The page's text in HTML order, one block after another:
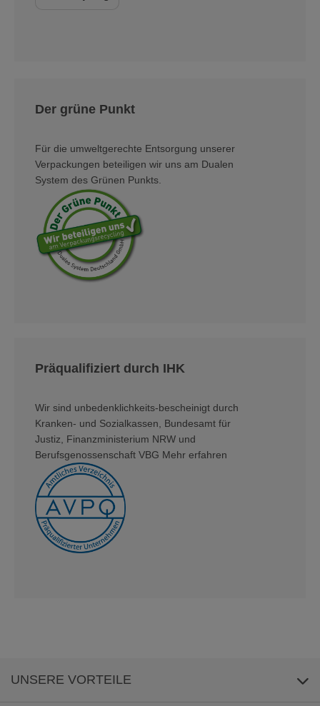
Der grüne Punkt
Für die umweltgerechte Entsorgung unserer
Verpackungen beteiligen wir uns am Dualen
System des Grünen Punkts.
Präqualifiziert durch IHK
Wir sind unbedenklichkeits-bescheinigt durch
Kranken- und Sozialkassen, Bundesamt für
Justiz, Finanzministerium NRW und
Berufsgenossenschaft VBG Mehr erfahren
UNSERE VORTEILE